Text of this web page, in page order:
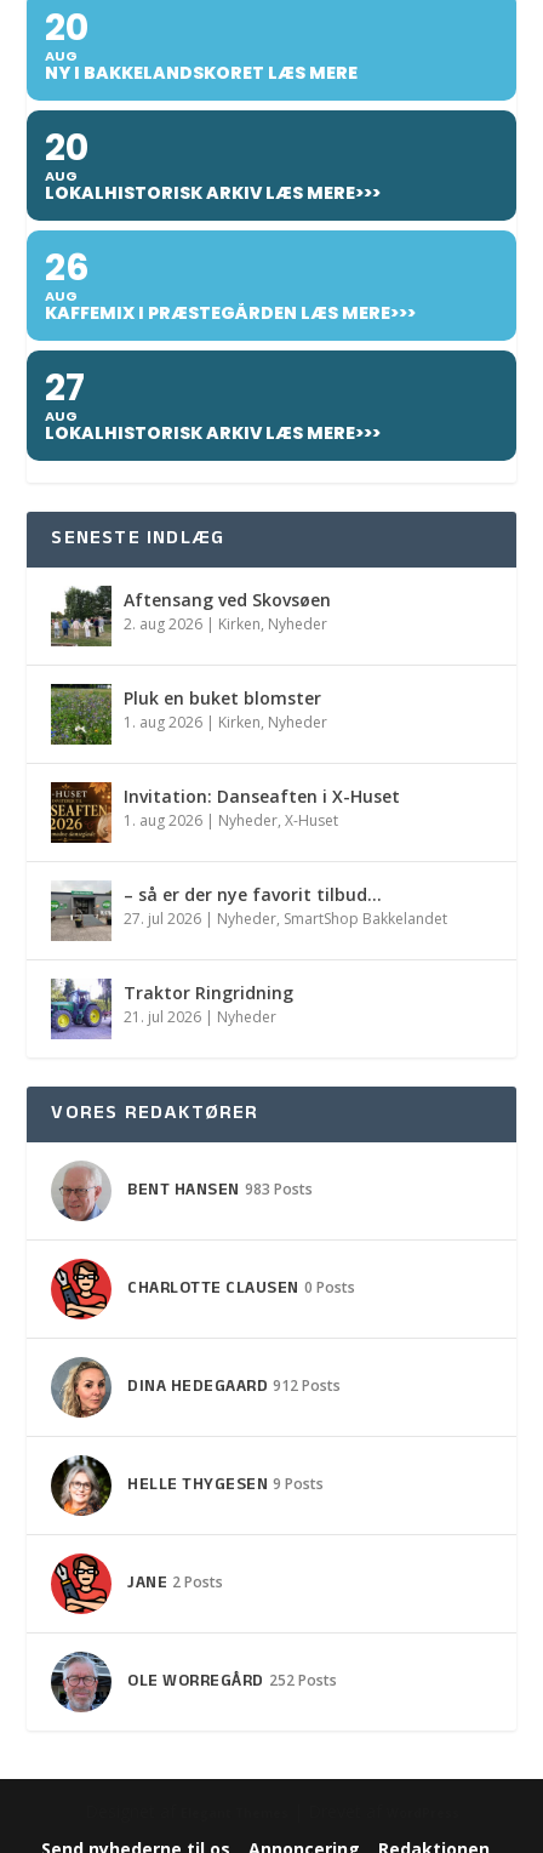
20
AUG
NY I BAKKELANDSKORET LÆS MERE
20
AUG
LOKALHISTORISK ARKIV LÆS MERE>>>
26
AUG
KAFFEMIX I PRÆSTEGÅRDEN LÆS MERE>>>
27
AUG
LOKALHISTORISK ARKIV LÆS MERE>>>
SENESTE INDLÆG
Aftensang ved Skovsøen
2. aug 2026 | Kirken, Nyheder
Pluk en buket blomster
1. aug 2026 | Kirken, Nyheder
Invitation: Danseaften i X-Huset
1. aug 2026 | Nyheder,X-Huset
– så er der nye favorit tilbud…
27. jul 2026 | Nyheder, SmartShop Bakkelandet
Traktor Ringridning
21. jul 2026 | Nyheder
VORES REDAKTØRER
BENT HANSEN 983 Posts
CHARLOTTE CLAUSEN 0 Posts
DINA HEDEGAARD 912 Posts
HELLE THYGESEN 9 Posts
JANE 2 Posts
OLE WORREGÅRD 252 Posts